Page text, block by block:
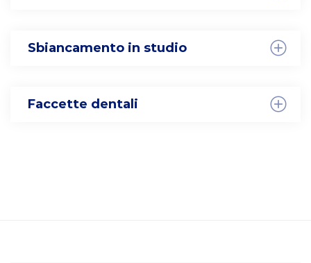
Sbiancamento in studio
Faccette dentali